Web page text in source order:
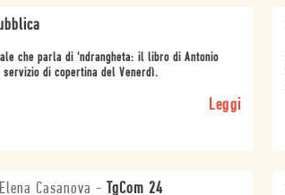
che parla di 'ndrangheta: il libro di Antonio
servizio di copertina del Venerdì.
Leggi
Casanova - TgCom 24